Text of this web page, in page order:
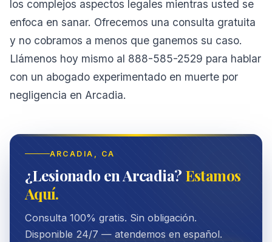
los complejos aspectos legales mientras usted se
enfoca en sanar. Ofrecemos una consulta gratuita
y no cobramos a menos que ganemos su caso.
Llámenos hoy mismo al 888-585-2529 para hablar
con un abogado experimentado en muerte por
negligencia en Arcadia.
ARCADIA , CA
¿Lesionado en Arcadia? Estamos
Aquí.
Consulta 100% gratis. Sin obligación.
Disponible 24/7 — atendemos en español.